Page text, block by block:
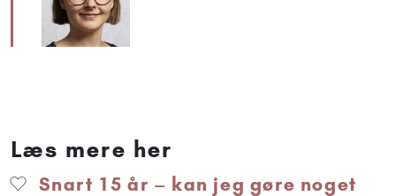
Læs mere her
Snart 15 år – kan jeg gøre noget